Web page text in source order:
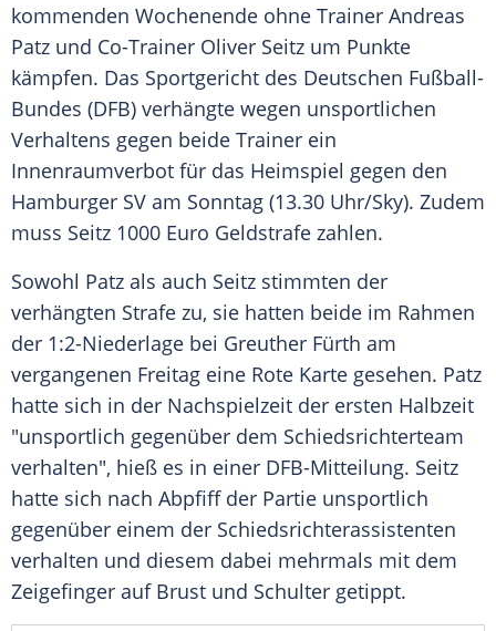
kommenden Wochenende ohne Trainer Andreas
Patz und Co-Trainer Oliver Seitz um Punkte
kämpfen. Das Sportgericht des Deutschen Fußball-
Bundes (DFB) verhängte wegen unsportlichen
Verhaltens gegen beide Trainer ein
Innenraumverbot für das Heimspiel gegen den
Hamburger SV am Sonntag (13.30 Uhr/Sky). Zudem
muss Seitz 1000 Euro Geldstrafe zahlen.
Sowohl Patz als auch Seitz stimmten der
verhängten Strafe zu, sie hatten beide im Rahmen
der 1:2-Niederlage bei Greuther Fürth am
vergangenen Freitag eine Rote Karte gesehen. Patz
hatte sich in der Nachspielzeit der ersten Halbzeit
"unsportlich gegenüber dem Schiedsrichterteam
verhalten", hieß es in einer DFB-Mitteilung. Seitz
hatte sich nach Abpfiffder Partie unsportlich
gegenüber einem der Schiedsrichterassistenten
verhalten und diesem dabei mehrmals mit dem
Zeigefinger auf Brust und Schulter getippt.